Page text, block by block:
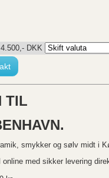
4.500,- DKK
TIL
smykker og sølv midt i
med sikker levering